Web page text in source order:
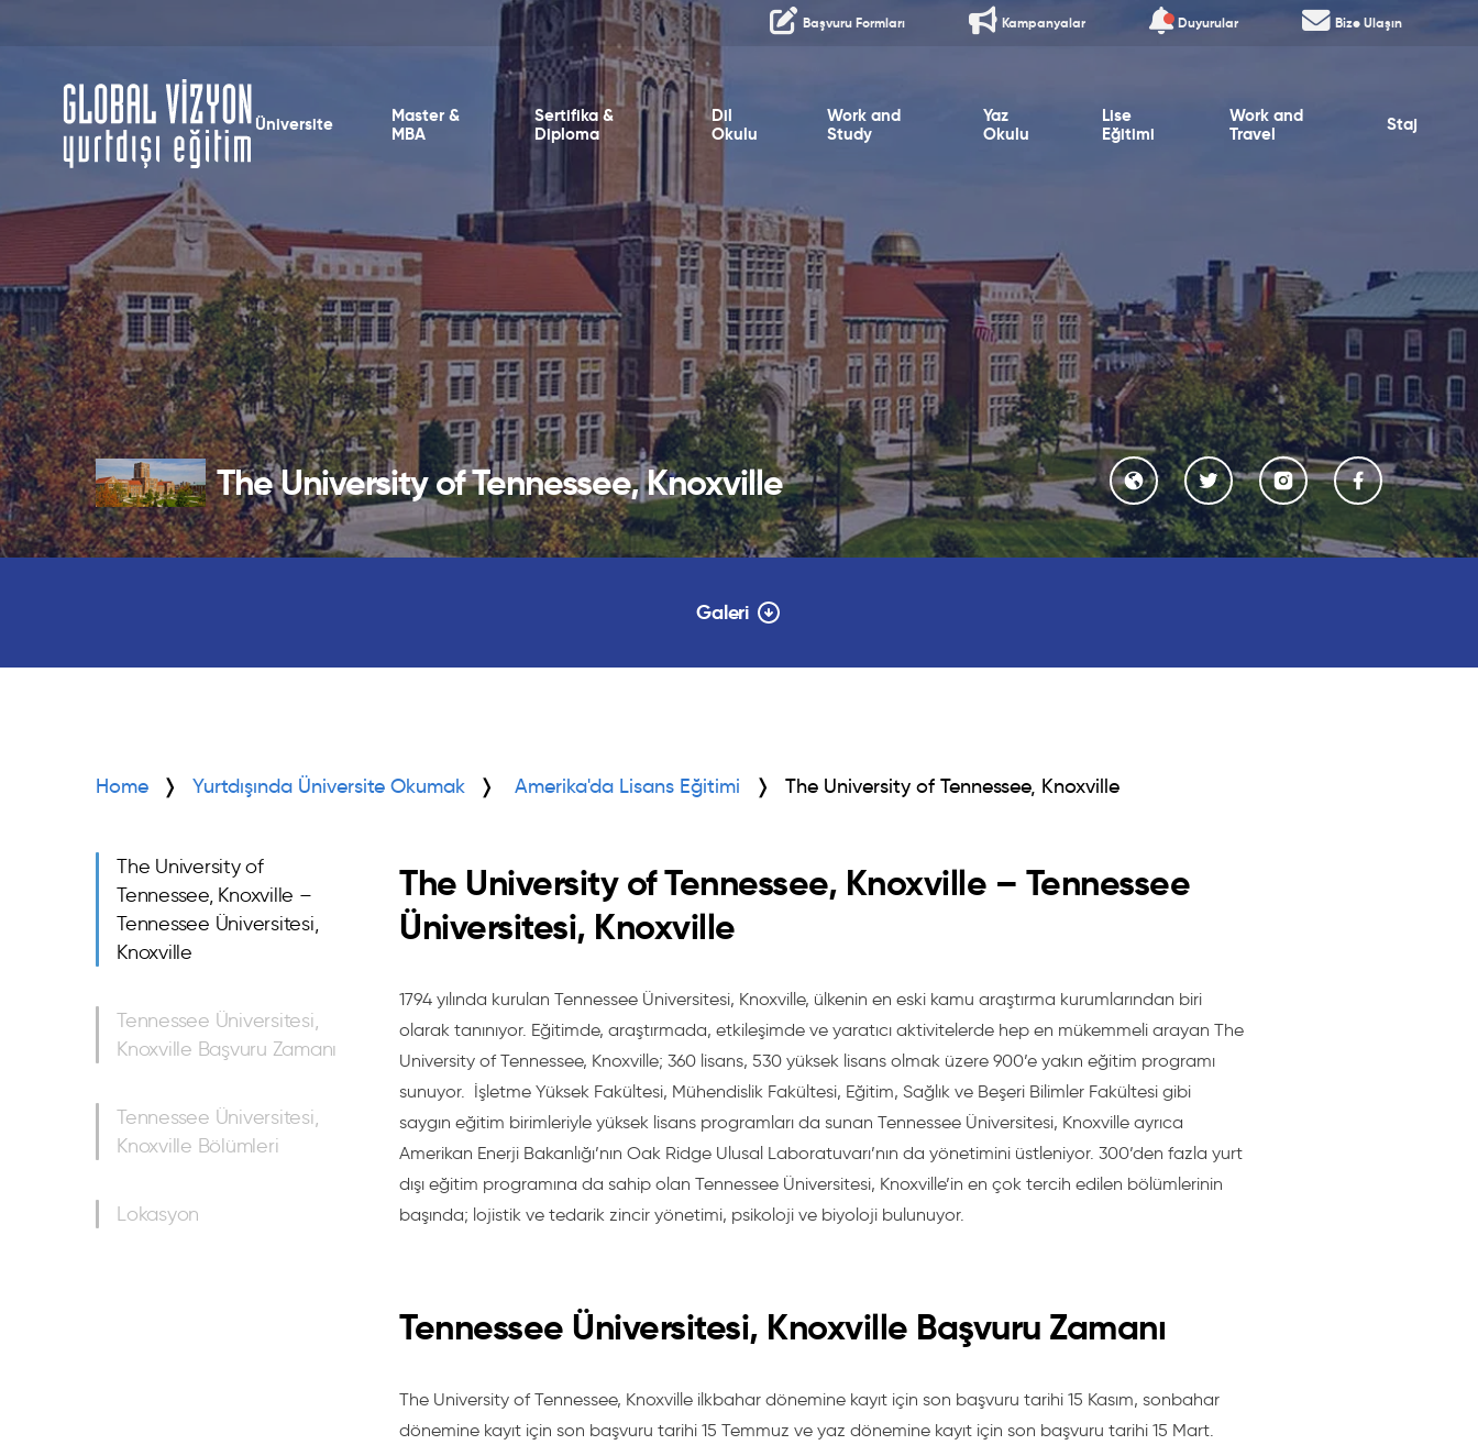
Bize Ulaşın
Duyurular
Kampanyalar
Başvuru Formları
Üniversite
Master &
MBA
Sertifika &
Diploma
Dil
Okulu
Work and
Study
Yaz
Okulu
Lise
Eğitimi
Work and
Travel
Staj
The University of Tennessee, Knoxville
Galeri
Home Yurtdışında Üniversite Okumak Amerika'da Lisans Eğitimi The University of Tennessee, Knoxville
The University of
Tennessee, Knoxville –
Tennessee Üniversitesi,
Knoxville
Tennessee Üniversitesi,
Knoxville Başvuru Zamanı
Tennessee Üniversitesi,
Knoxville Bölümleri
Lokasyon
The University of Tennessee, Knoxville – Tennessee
Üniversitesi, Knoxville
1794 yılında kurulan Tennessee Üniversitesi, Knoxville, ülkenin en eski kamu araştırma kurumlarından biri
olarak tanınıyor. Eğitimde, araştırmada, etkileşimde ve yaratıcı aktivitelerde hep en mükemmeli arayan The
University of Tennessee, Knoxville; 360 lisans, 530 yüksek lisans olmak üzere 900’e yakın eğitim programı
sunuyor. İşletme Yüksek Fakültesi, Mühendislik Fakültesi, Eğitim, Sağlık ve Beşeri Bilimler Fakültesi gibi
saygın eğitim birimleriyle yüksek lisans programları da sunan Tennessee Üniversitesi, Knoxville ayrıca
Amerikan Enerji Bakanlığı’nın Oak Ridge Ulusal Laboratuvarı’nın da yönetimini üstleniyor. 300’den fazla yurt
dışı eğitim programına da sahip olan Tennessee Üniversitesi, Knoxville’in en çok tercih edilen bölümlerinin
başında; lojistik ve tedarik zincir yönetimi, psikoloji ve biyoloji bulunuyor.
Tennessee Üniversitesi, Knoxville Başvuru Zamanı
The University of Tennessee, Knoxville ilkbahar dönemine kayıt için son başvuru tarihi 15 Kasım, sonbahar
dönemine kayıt için son başvuru tarihi 15 Temmuz ve yaz dönemine kayıt için son başvuru tarihi 15 Mart.